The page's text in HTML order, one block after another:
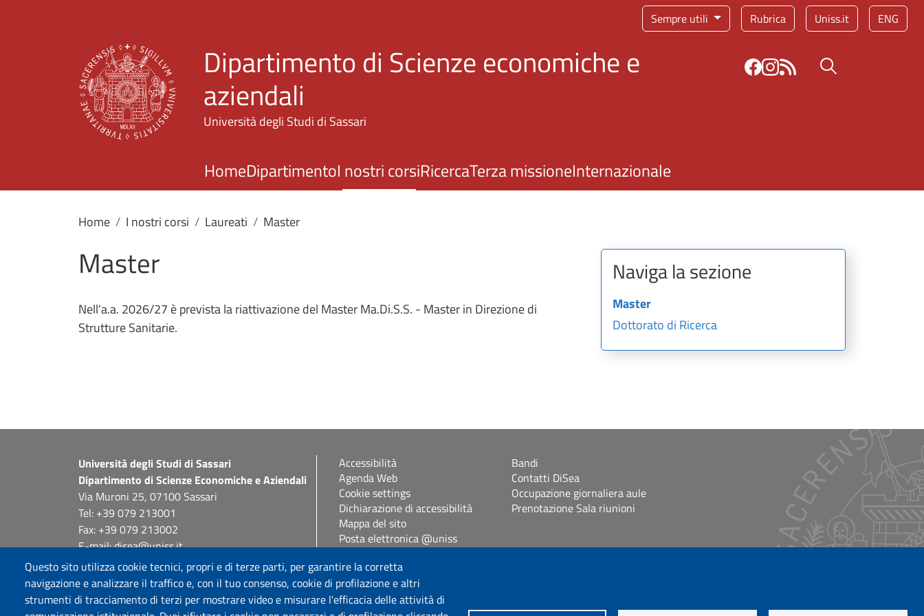
Sempre utili Rubrica Uniss.it ENG
Questo sito utilizza cookie tecnici, propri e di terze parti, per garantire la corretta
navigazione e analizzare il traffico e, con il tuo consenso, cookie di profilazione e altri
strumenti di tracciamento di terzi per mostrare video e misurare l'efficacia delle attività di
Dipartimento di Scienze economiche e
aziendali
Università degli Studi di Sassari
Bottone cerca
HomeDipartimentoI nostri corsiRicercaTerza missioneInternazionale
Home I nostri corsi Laureati Master
Master
Nell'a.a. 2026/27 è prevista la riattivazione del Master Ma.Di.S.S. - Master in Direzione di
Strutture Sanitarie.
Naviga la sezione
Master
Dottorato di Ricerca
Università degli Studi di Sassari
Dipartimento di Scienze Economiche e Aziendali
Via Muroni 25, 07100 Sassari
Tel: +39 079 213001
Fax: +39 079 213002
E-mail: disea@uniss.it
PEC: dip.scienze.economiche.aziendali@pec.uniss.it
Coordinate GPS
Accessibilità
Agenda Web
Cookie settings
Dichiarazione di accessibilità
Mappa del sito
Posta elettronica @uniss
Self Studenti
eUniss
Bandi
Contatti DiSea
Occupazione giornaliera aule
Prenotazione Sala riunioni